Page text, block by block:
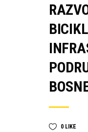
0 LIKE